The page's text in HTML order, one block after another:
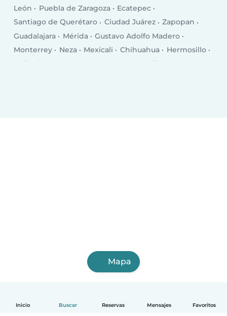
Inicio Buscar Reservas Mensajes Favoritos
León
Puebla de Zaragoza
Ecatepec
Santiago de Querétaro
Ciudad Juárez
Zapopan
Guadalajara
Mérida
Gustavo Adolfo Madero
Monterrey
Neza Mexicali Chihuahua
Hermosillo
Culiacán
Naucalpan de Juárez Morelia
Torreón
Mapa